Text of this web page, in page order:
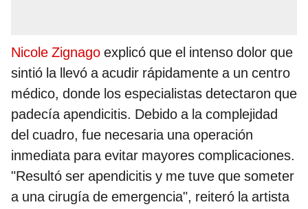
Nicole Zignago explicó que el intenso dolor que
sintió la llevó a acudir rápidamente a un centro
médico, donde los especialistas detectaron que
padecía apendicitis. Debido a la complejidad
del cuadro, fue necesaria una operación
inmediata para evitar mayores complicaciones.
"Resultó ser apendicitis y me tuve que someter
a una cirugía de emergencia", reiteró la artista